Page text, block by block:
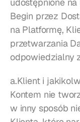
Begin przez
na Platformę,
przetwarzania
odpowiedzialny
a.Klient i
Kontem nie
w inny sposób